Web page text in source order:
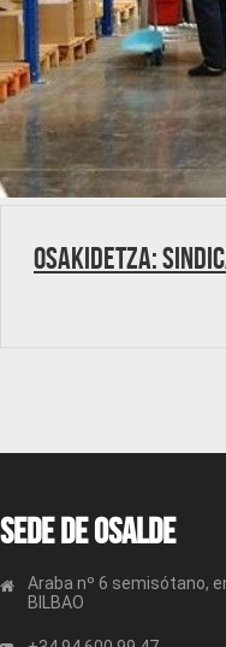
Osakidetza:
Sede de OSALDE
Araba nº 6 semisótano,
BILBAO